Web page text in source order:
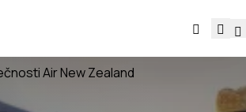
Air New Zealand